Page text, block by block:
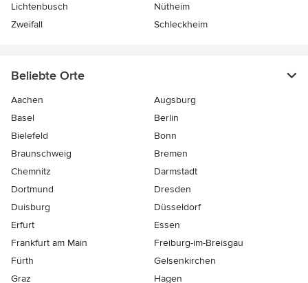
Lichtenbusch
Nütheim
Zweifall
Schleckheim
Beliebte Orte
Aachen
Augsburg
Basel
Berlin
Bielefeld
Bonn
Braunschweig
Bremen
Chemnitz
Darmstadt
Dortmund
Dresden
Duisburg
Düsseldorf
Erfurt
Essen
Frankfurt am Main
Freiburg-im-Breisgau
Fürth
Gelsenkirchen
Graz
Hagen